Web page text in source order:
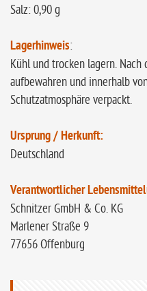
Salz: 0,90 g
Lagerhinweis:
Kühl und trocken lagern.
aufbewahren und innerhalb
Schutzatmosphäre verpackt.
Ursprung / Herkunft:
Deutschland
Verantwortlicher
Schnitzer GmbH & Co. KG
Marlener Straße 9
77656 Offenburg